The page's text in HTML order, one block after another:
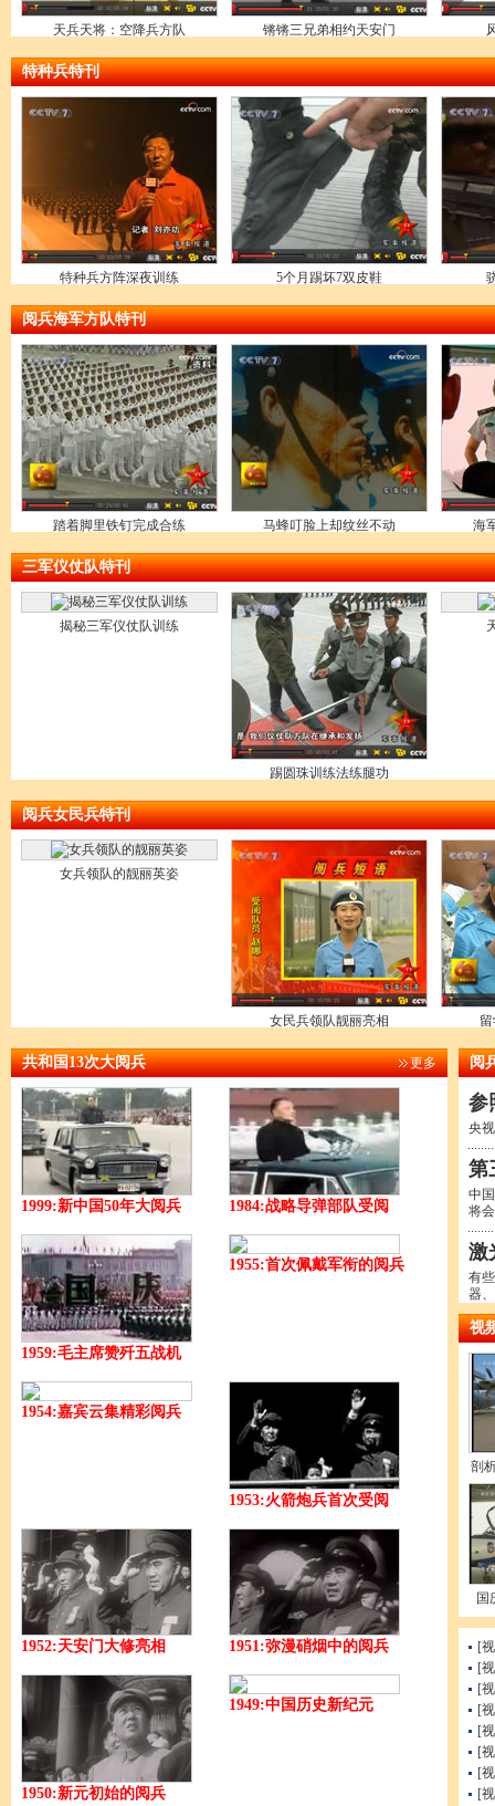
天兵天将：空降兵方队 锵锵三兄弟相约天安门
特种兵特刊
特种兵方阵深夜训练 5个月踢坏7双皮鞋
阅兵海军方队特刊
踏着脚里铁钉完成合练 马蜂叮脸上却纹丝不动 海
三军仪仗队特刊
揭秘三军仪仗队训练
踢圆珠训练法练腿功
阅兵女民兵特刊
女兵领队的靓丽英姿
女民兵领队靓丽亮相
共和国13次大阅兵 更多
1999:新中国50年大阅兵 1984:战略导弹部队受阅
1959:毛主席赞歼五战机
1955:首次佩戴军衔的阅兵
1954:嘉宾云集精彩阅兵
1953:火箭炮兵首次受阅
1952:天安门大修亮相 1951:弥漫硝烟中的阅兵
1950:新元初始的阅兵
1949:中国历史新纪元
阅
参
央
第
中
将
激
有
器
视
剖
国
[
[
[
[
[
[
[
[